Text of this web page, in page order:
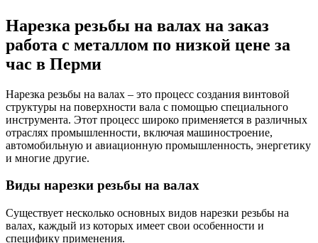
Нарезка резьбы на валах на заказ
работа с металлом по низкой цене за
час в Перми
Нарезка резьбы на валах – это процесс создания винтовой
структуры на поверхности вала с помощью специального
инструмента. Этот процесс широко применяется в различных
отраслях промышленности, включая машиностроение,
автомобильную и авиационную промышленность, энергетику
и многие другие.
Виды нарезки резьбы на валах
Существует несколько основных видов нарезки резьбы на
валах, каждый из которых имеет свои особенности и
специфику применения.